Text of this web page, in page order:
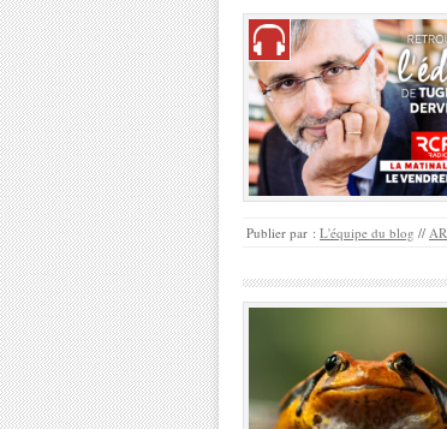
Publier par : L'équipe du blog //